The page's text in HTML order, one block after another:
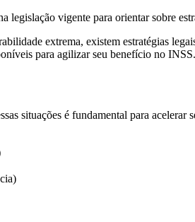
vigente para orientar sobre
extrema, existem estratégias
para agilizar seu benefício no INSS.
situações é fundamental para acelerar